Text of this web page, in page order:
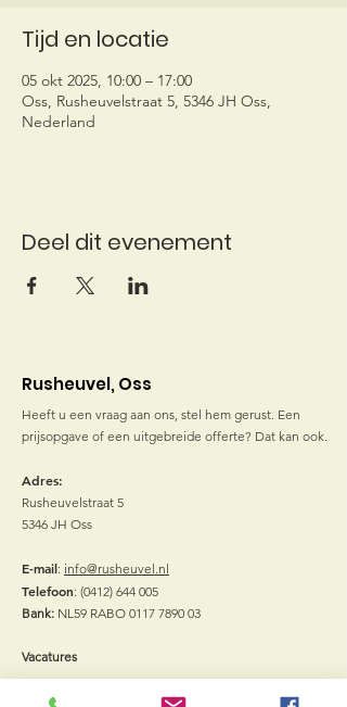
Tijd en locatie
05 okt 2025, 10:00 – 17:00
Oss, Rusheuvelstraat 5, 5346 JH Oss,
Nederland
Deel dit evenement
Rusheuvel, Oss
Heeft u een vraag aan ons, stel hem gerust. Een
prijsopgave of een uitgebreide offerte? Dat kan ook.
Adres:
Rusheuvelstraat 5
5346 JH Oss
E-mail: info@rusheuvel.nl
Telefoon: (0412) 644 005
Bank: NL59 RABO 0117 7890 03
Vacatures